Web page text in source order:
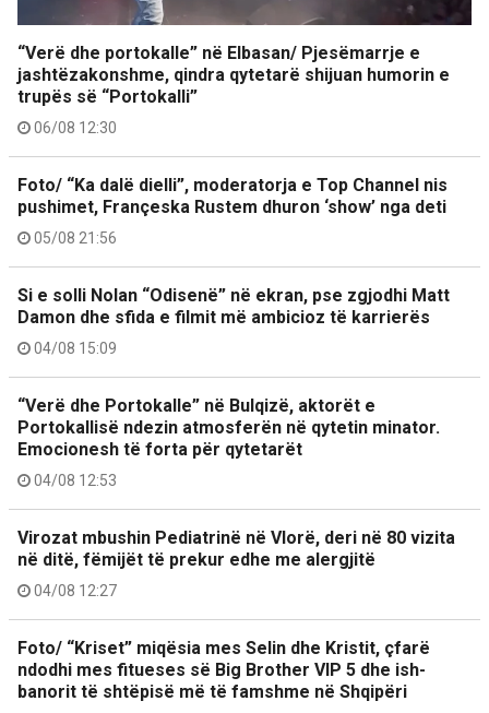
“Verë dhe portokalle” në Elbasan/ Pjesëmarrje e
jashtëzakonshme, qindra qytetarë shijuan humorin e
trupës së “Portokalli”
06/08 12:30
Foto/ “Ka dalë dielli”, moderatorja e Top Channel nis
pushimet, Françeska Rustem dhuron ‘show’ nga deti
05/08 21:56
Si e solli Nolan “Odisenë” në ekran, pse zgjodhi Matt
Damon dhe sfida e filmit më ambicioz të karrierës
04/08 15:09
“Verë dhe Portokalle” në Bulqizë, aktorët e
Portokallisë ndezin atmosferën në qytetin minator.
Emocionesh të forta për qytetarët
04/08 12:53
Virozat mbushin Pediatrinë në Vlorë, deri në 80 vizita
në ditë, fëmijët të prekur edhe me alergjitë
04/08 12:27
Foto/ “Kriset” miqësia mes Selin dhe Kristit, çfarë
ndodhi mes fitueses së Big Brother VIP 5 dhe ish-
banorit të shtëpisë më të famshme në Shqipëri